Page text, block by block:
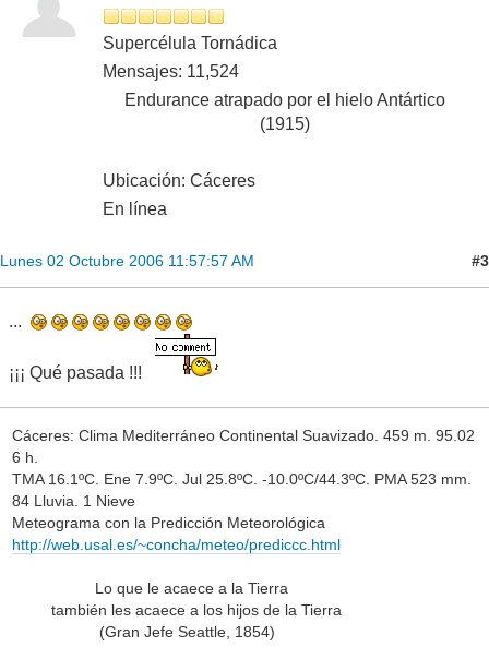
Supercélula Tornádica
Mensajes: 11,524
Endurance atrapado por el hielo Antártico
(1915)
Ubicación: Cáceres
En línea
Lunes 02 Octubre 2006 11:57:57 AM #3
...
¡¡¡ Qué pasada !!!
Cáceres: Clima Mediterráneo Continental Suavizado. 459 m. 95.02
6 h.
TMA 16.1ºC. Ene 7.9ºC. Jul 25.8ºC. -10.0ºC/44.3ºC. PMA 523 mm.
84 Lluvia. 1 Nieve
Meteograma con la Predicción Meteorológica
http://web.usal.es/~concha/meteo/prediccc.html
Lo que le acaece a la Tierra
también les acaece a los hijos de la Tierra
(Gran Jefe Seattle, 1854)